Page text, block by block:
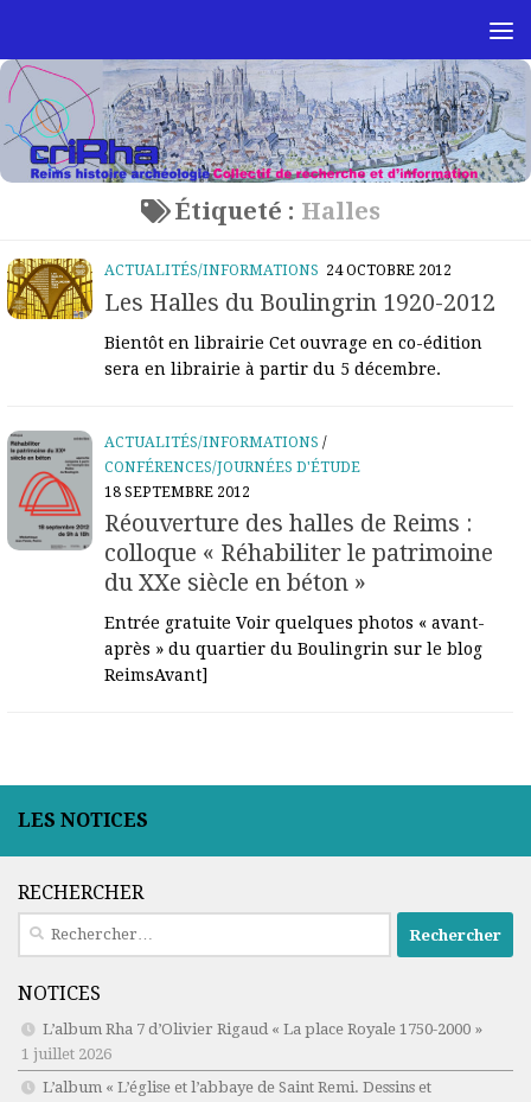
Étiqueté : Halles
ACTUALITÉS/INFORMATIONS 24 OCTOBRE 2012
Les Halles du Boulingrin 1920-2012
Bientôt en librairie Cet ouvrage en co-édition
sera en librairie à partir du 5 décembre.
ACTUALITÉS/INFORMATIONS /
CONFÉRENCES/JOURNÉES D'ÉTUDE
18 SEPTEMBRE 2012
Réouverture des halles de Reims :
colloque « Réhabiliter le patrimoine
du XXe siècle en béton »
Entrée gratuite Voir quelques photos « avant-
après » du quartier du Boulingrin sur le blog
ReimsAvant]
LES NOTICES
RECHERCHER
Rechercher :
NOTICES
L’album Rha 7 d’Olivier Rigaud « La place Royale 1750-2000 »
1 juillet 2026
L’album « L’église et l’abbaye de Saint Remi. Dessins et